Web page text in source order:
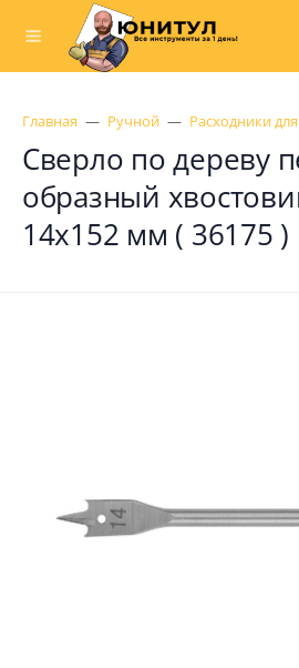
Главная Ручной Расходники
Сверло по дереву
образный
14x152 мм ( 36175 )